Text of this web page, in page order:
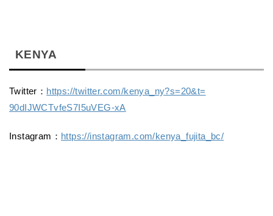
KENYA
Twitter： https://twitter.com/kenya_ny?s=20&t=
90dIJWCTvfeS7I5uVEG-xA
Instagram： https://instagram.com/kenya_fujita_bc/